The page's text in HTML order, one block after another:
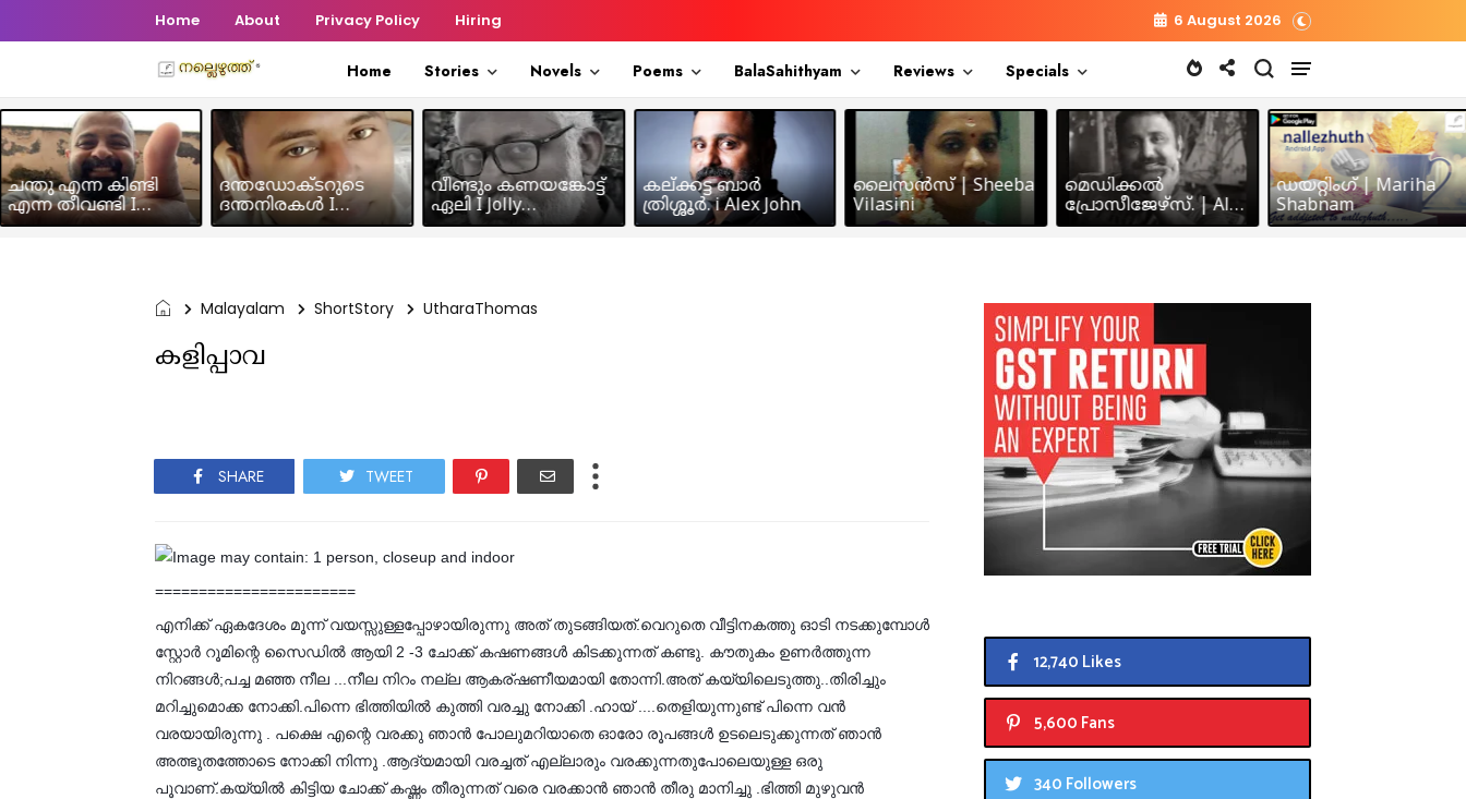
Home About Privacy Policy Hiring 6 August 2026
Home Stories Novels Poems BalaSahithyam Reviews Specials
ചന്തു എന്ന കിണ്ടി
എന്ന തീവണ്ടി I
Humour Story I Rajeev
ദന്തഡോക്ടറുടെ
ദന്തനിരകൾ I
Humour I Hussain MK
വീണ്ടും കണയങ്കോട്ട്
ഏലി I Jolly
Chakramakkil
കല്ക്കട്ട ബാർ
ത്രിശ്ശൂർ. i Alex John
ലൈസൻസ് | Sheeba
Vilasini
മെഡിക്കൽ
പ്രോസീജേഴ്സ്‌. | Alex
John
ഡയറ്റിംഗ് | Mariha
Shabnam
Malayalam ShortStory UtharaThomas
കളിപ്പാവ
SHARE TWEET
=======================
എനിക്ക് ഏകദേശം മൂന്ന് വയസ്സുള്ളപ്പോഴായിരുന്നു അത് തുടങ്ങിയത്.വെറുതെ വീട്ടിനകത്തു ഓടി നടക്കുമ്പോൾ
സ്റ്റോർ റൂമിന്റെ സൈഡിൽ ആയി 2 -3 ചോക്ക് കഷണങ്ങൾ കിടക്കുന്നത് കണ്ടു. കൗതുകം ഉണർത്തുന്ന
നിറങ്ങൾ;പച്ച മഞ്ഞ നീല ...നീല നിറം നല്ല ആകര്ഷണീയമായി തോന്നി.അത് കയ്യിലെടുത്തു..തിരിച്ചും
മറിച്ചുമൊക്ക നോക്കി.പിന്നെ ഭിത്തിയിൽ കുത്തി വരച്ചു നോക്കി .ഹായ് ....തെളിയുന്നുണ്ട് പിന്നെ വൻ
വരയായിരുന്നു . പക്ഷെ എന്റെ വരക്കു ഞാൻ പോലുമറിയാതെ ഓരോ രൂപങ്ങൾ ഉടലെടുക്കുന്നത് ഞാൻ
അത്ഭുതത്തോടെ നോക്കി നിന്നു .ആദ്യമായി വരച്ചത് എല്ലാരും വരക്കുന്നതുപോലെയുള്ള ഒരു
പൂവാണ്.കയ്യിൽ കിട്ടിയ ചോക്ക് കഷ്ണം തീരുന്നത് വരെ വരക്കാൻ ഞാൻ തീരു മാനിച്ചു .ഭിത്തി മുഴുവൻ
12,740 Likes
5,600 Fans
340 Followers